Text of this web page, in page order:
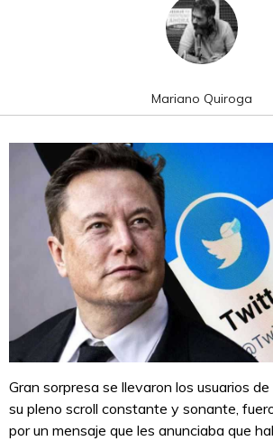
Mariano Quiroga
Gran sorpresa se llevaron los usuarios
su pleno scroll constante y sonante,
por un mensaje que les anunciaba que